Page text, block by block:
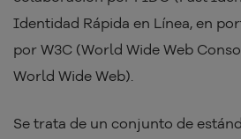
Identidad Rápida en Línea, en
por W3C (World Wide Web
World Wide Web).
Se trata de un conjunto de